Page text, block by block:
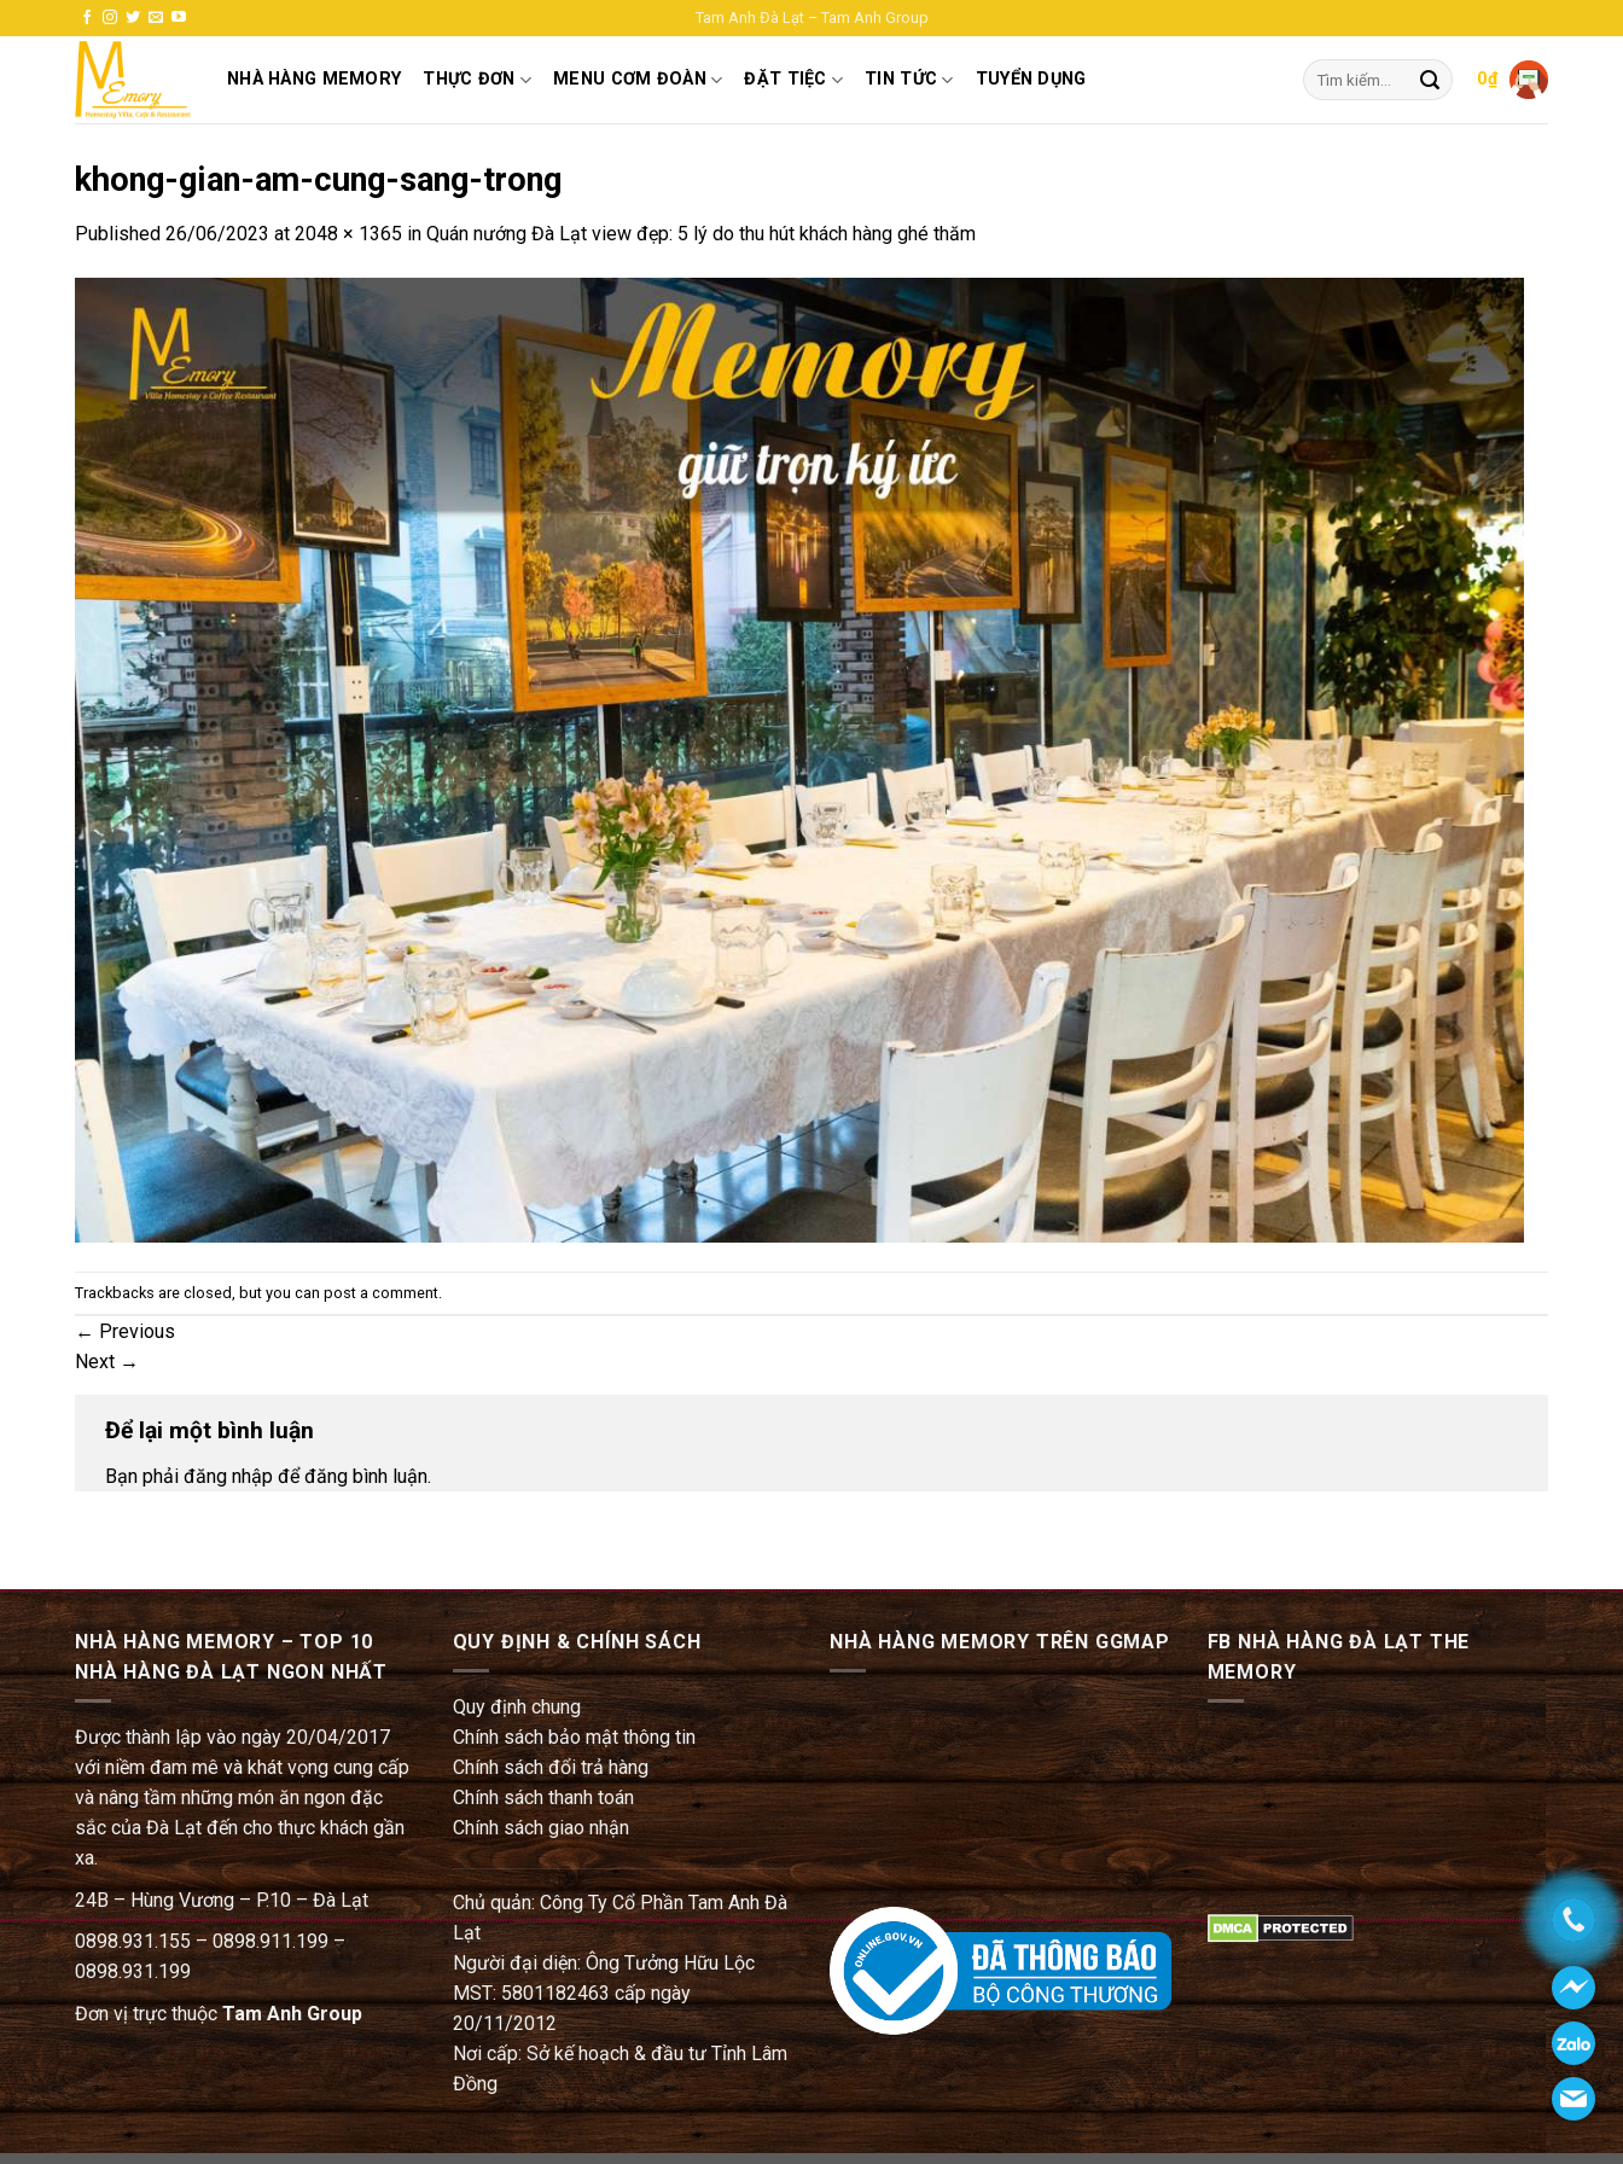
to
Tam Anh Đà Lạt – Tam Anh Group
NHÀ HÀNG MEMORY THỰC ĐƠN MENU CƠM ĐOÀN ĐẶT TIỆC TIN TỨC TUYỂN DỤNG
Tìm
kiếm:
0₫
khong-gian-am-cung-sang-trong
Published 26/06/2023 at 2048 × 1365 in Quán nướng Đà Lạt view đẹp: 5 lý do thu hút khách hàng ghé thăm
Trackbacks are closed, but you can post a comment
← Previous
Next →
Để lại một bình luận
Bạn phải đăng nhập để đăng bình luận.
NHÀ HÀNG MEMORY – TOP 10
NHÀ HÀNG ĐÀ LẠT NGON NHẤT
Được thành lập vào ngày 20/04/2017
với niềm đam mê và khát vọng cung cấp
và nâng tầm những món ăn ngon đặc
sắc của Đà Lạt đến cho thực khách gần
xa.
24B – Hùng Vương – P.10 – Đà Lạt
0898.931.155 – 0898.911.199 –
0898.931.199
Đơn vị trực thuộcTam Anh Group
QUY ĐỊNH & CHÍNH SÁCH
Quy định chung
Chính sách bảo mật thông tin
Chính sách đổi trả hàng
Chính sách thanh toán
Chính sách giao nhận
Chủ quản: Công Ty Cổ Phần Tam Anh Đà
Lạt
Người đại diện: Ông Tưởng Hữu Lộc
MST: 5801182463 cấp ngày
20/11/2012
Nơi cấp: Sở kế hoạch & đầu tư Tỉnh Lâm
Đồng
NHÀ HÀNG MEMORY TRÊN GGMAP
FB NHÀ HÀNG ĐÀ LẠT THE
MEMORY